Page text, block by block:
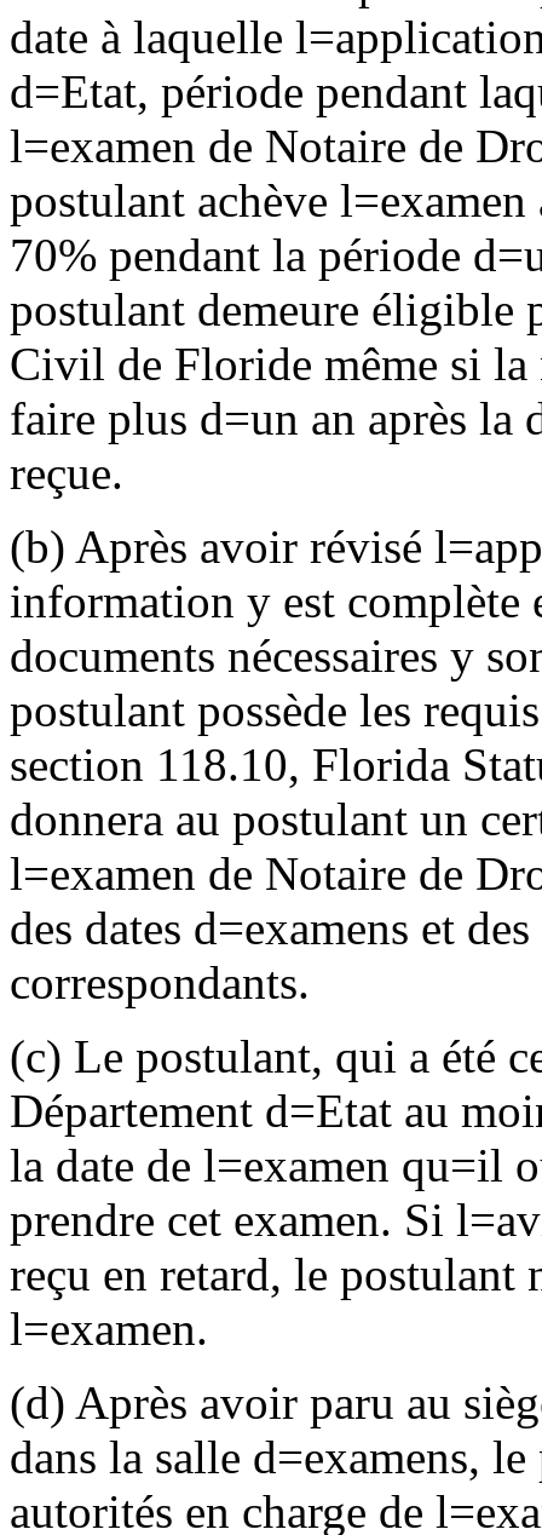
date à laquelle l=
d=Etat, période pendant
l=examen de Notaire de
postulant achève l=examen
70% pendant la période d=
postulant demeure éligible
Civil de Floride même si la
faire plus d=un an après la
reçue.
(b) Après avoir révisé l=
information y est complète
documents nécessaires y
postulant possède les
section 118.10, Florida
donnera au postulant un
l=examen de Notaire de
des dates d=examens et
correspondants.
(c) Le postulant, qui a été
Département d=Etat au
la date de l=examen qu=il
prendre cet examen. Si l=
reçu en retard, le postulant
l=examen.
(d) Après avoir paru au
dans la salle d=examens,
autorités en charge de l=